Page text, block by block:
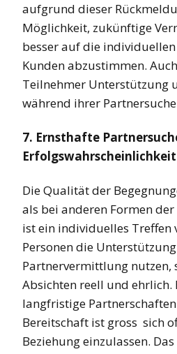
aufgrund dieser
Möglichkeit, zukünftige
besser auf die
Kunden abzustimmen.
Teilnehmer Unterstützung
während ihrer
7. Ernsthafte
Erfolgswahrscheinlichkeit
Die Qualität der
als bei anderen Formen
ist ein individuelles Treffen
Personen die
Partnervermittlung nutzen,
Absichten reell und ehrlich.
langfristige
Bereitschaft ist gross sich
Beziehung einzulassen.